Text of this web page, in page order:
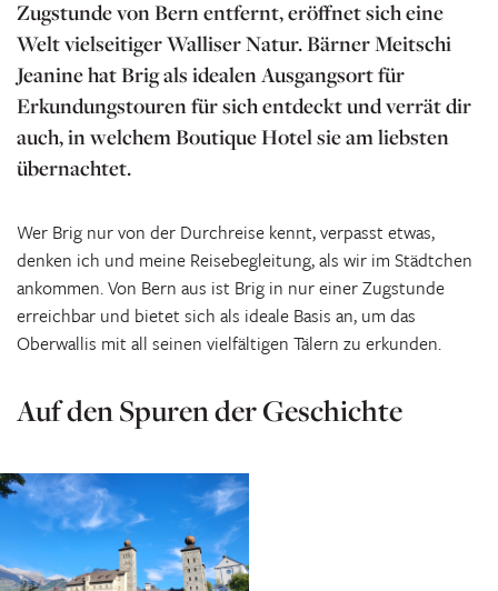
Zugstunde von Bern entfernt, eröffnet sich eine
Welt vielseitiger Walliser Natur. Bärner Meitschi
Jeanine hat Brig als idealen Ausgangsort für
Erkundungstouren für sich entdeckt und verrät dir
auch, in welchem Boutique Hotel sie am liebsten
übernachtet.
Wer Brig nur von der Durchreise kennt, verpasst etwas,
denken ich und meine Reisebegleitung, als wir im Städtchen
ankommen. Von Bern aus ist Brig in nur einer Zugstunde
erreichbar und bietet sich als ideale Basis an, um das
Oberwallis mit all seinen vielfältigen Tälern zu erkunden.
Auf den Spuren der Geschichte